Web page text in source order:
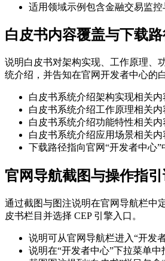
适用领域示例包含金融交易监控
白皮书内容覆盖与下载路
说明白皮书对架构实现、工作原理、
统介绍，并告知在官网开发者中心的
白皮书系统介绍架构实现相关内
白皮书系统介绍工作原理相关内
白皮书系统介绍功能特性相关内
白皮书系统介绍应用场景相关内
下载路径指向官网“开发者中心”
官网导航截图与操作指引
通过截图与图注说明在官网导航栏中
皮书栏目并选择 CEP 引擎入口。
说明可从官网导航栏进入“开发者
说明在“开发者中心”下拉菜单中